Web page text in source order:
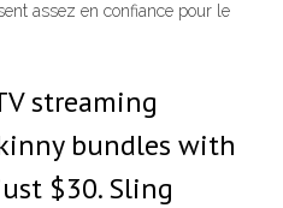
assez en confiance pour le
streaming
bundles with
$30. Sling